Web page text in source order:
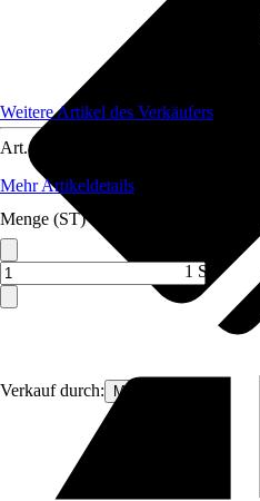
Verkauf durch: MS Viscom
Weitere Artikel des Verkäufers
Art.-Nr.
Mehr Artikeldetails
Menge (ST)
1 ST